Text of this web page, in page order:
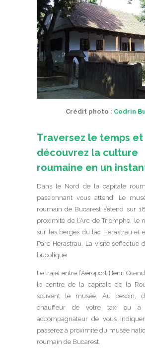
Crédit photo : Codrin
Traversez le temps et
découvrez la culture
roumaine en un
Dans le Nord de la capitale
passionnant vous attend. Le
roumain de Bucarest s’étend sur
proximité de l’Arc de Triomphe, le
sur les berges du lac Herastrau et
Parc Herastrau. La visite s’effectue
bucolique.
Le trajet entre l’Aéroport Henri
le centre de la capitale de la
souvent le musée. Au besoin,
chauffeur de votre taxi ou à
accompagnateur de vous
passerez à proximité du musée
roumain de Bucarest.